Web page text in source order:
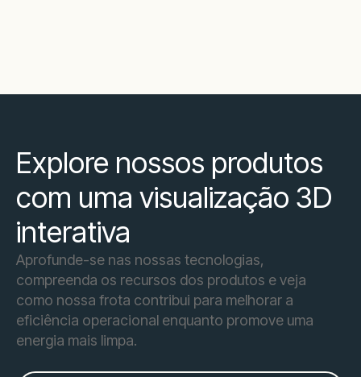
Explore nossos produtos
com uma visualização 3D
interativa
Aprofunde-se nas nossas tecnologias,
compreenda os recursos dos produtos e veja
como nossa frota contribui para melhorar a
eficiência operacional enquanto promove uma
energia mais limpa.